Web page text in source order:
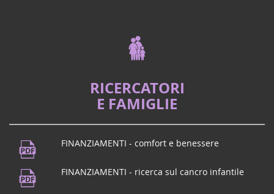
RICERCATORI
E FAMIGLIE
FINANZIAMENTI - comfort e benessere
FINANZIAMENTI - ricerca sul cancro infantile